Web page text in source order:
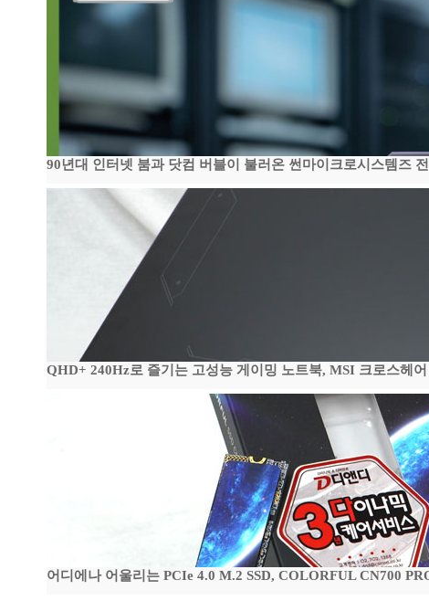
90년대 인터넷 붐과 닷컴 버블이 불러온 썬마이크로시스템즈
QHD+ 240Hz로 즐기는 고성능 게이밍 노트북, MSI 크로스헤
어디에나 어울리는 PCIe 4.0 M.2 SSD, COLORFUL CN700